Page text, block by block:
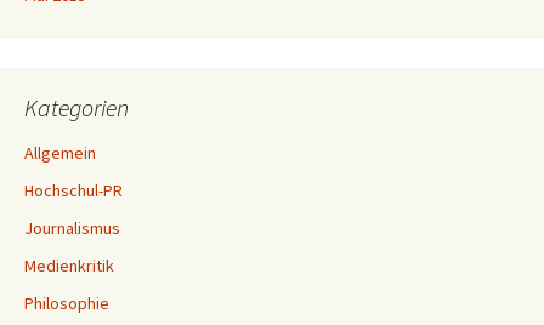
Kategorien
Allgemein
Hochschul-PR
Journalismus
Medienkritik
Philosophie